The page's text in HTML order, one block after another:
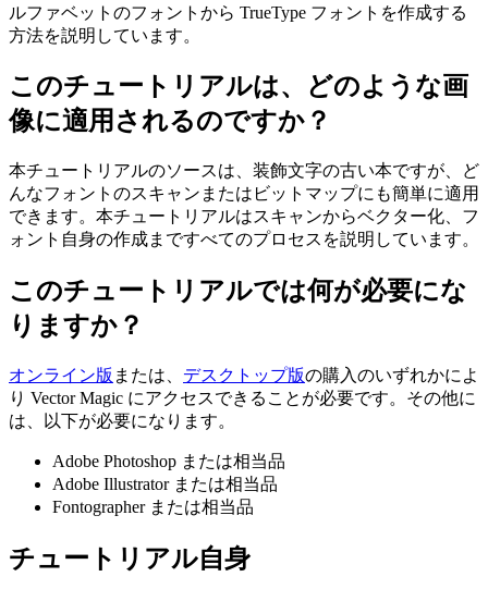
ルファベットのフォントから TrueType フォントを作成する
方法を説明しています。
このチュートリアルは、どのような画
像に適用されるのですか？
本チュートリアルのソースは、装飾文字の古い本ですが、ど
んなフォントのスキャンまたはビットマップにも簡単に適用
できます。本チュートリアルはスキャンからベクター化、フ
ォント自身の作成まですべてのプロセスを説明しています。
このチュートリアルでは何が必要にな
りますか？
オンライン版 または、 デスクトップ版の購入のいずれかによ
り Vector Magic にアクセスできることが必要です。その他に
は、以下が必要になります。
Adobe Photoshop または相当品
Adobe Illustrator または相当品
Fontographer または相当品
チュートリアル自身